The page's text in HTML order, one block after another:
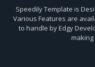
Speedily Template is
Various Features are
to handle by Edgy